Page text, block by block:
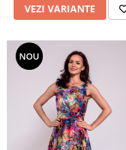
VEZI VARIANTE
NOU